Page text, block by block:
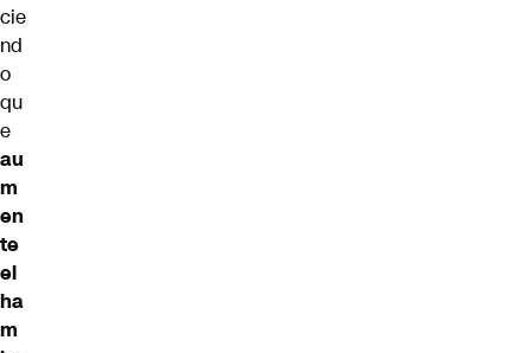
cie
nd
o
qu
e
au
m
en
te
el
ha
m